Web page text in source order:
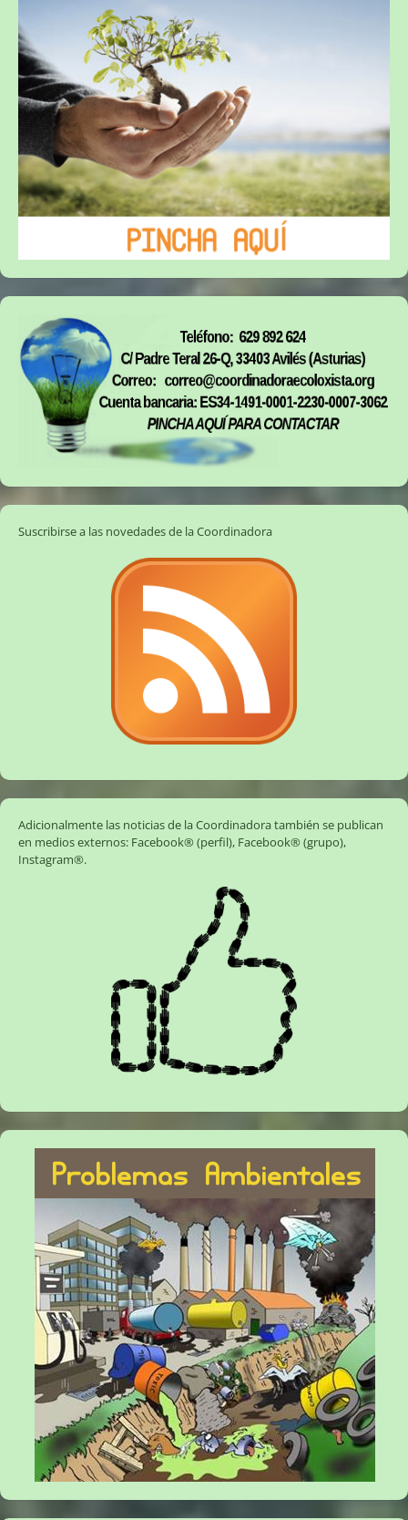
Suscribirse a las novedades de la Coordinadora
Adicionalmente las noticias de la Coordinadora también se publican
en medios externos: Facebook® (perfil), Facebook® (grupo),
Instagram®.